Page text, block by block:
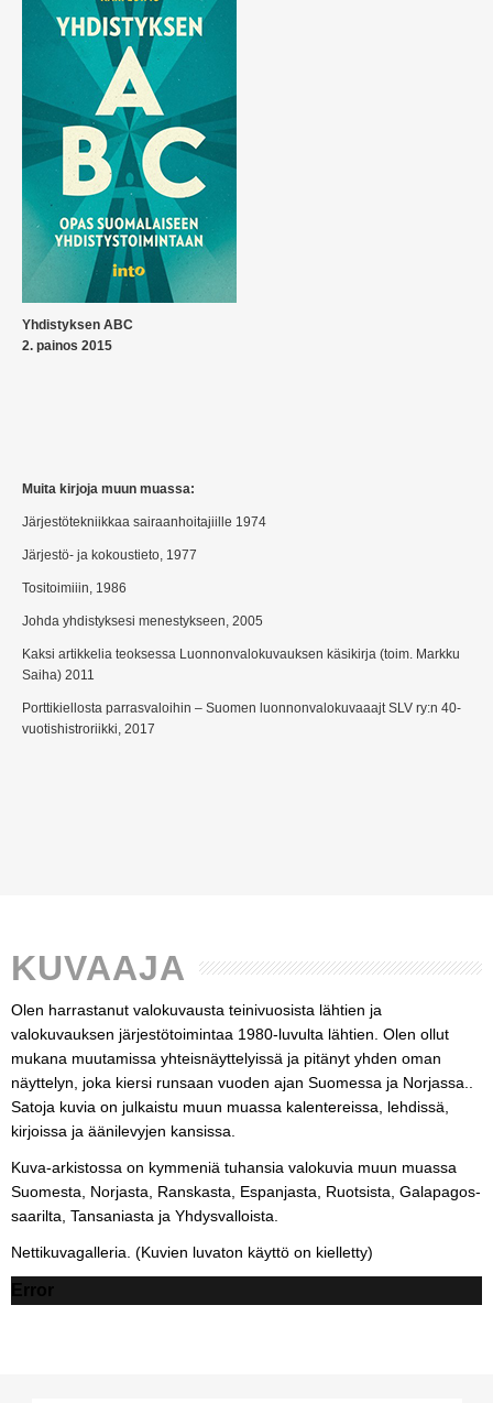
Yhdistyksen ABC
2. painos 2015
Muita kirjoja muun muassa:
Järjestötekniikkaa sairaanhoitajiille 1974
Järjestö- ja kokoustieto, 1977
Tositoimiiin, 1986
Johda yhdistyksesi menestykseen, 2005
Kaksi artikkelia teoksessa Luonnonvalokuvauksen käsikirja (toim. Markku
Saiha) 2011
Porttikiellosta parrasvaloihin – Suomen luonnonvalokuvaaajt SLV ry:n 40-
vuotishistroriikki, 2017
KUVAAJA
Olen harrastanut valokuvausta teinivuosista lähtien ja
valokuvauksen järjestötoimintaa 1980-luvulta lähtien. Olen ollut
mukana muutamissa yhteisnäyttelyissä ja pitänyt yhden oman
näyttelyn, joka kiersi runsaan vuoden ajan Suomessa ja Norjassa..
Satoja kuvia on julkaistu muun muassa kalentereissa, lehdissä,
kirjoissa ja äänilevyjen kansissa.
Kuva-arkistossa on kymmeniä tuhansia valokuvia muun muassa
Suomesta, Norjasta, Ranskasta, Espanjasta, Ruotsista, Galapagos-
saarilta, Tansaniasta ja Yhdysvalloista.
Nettikuvagalleria. (Kuvien luvaton käyttö on kielletty)
Error